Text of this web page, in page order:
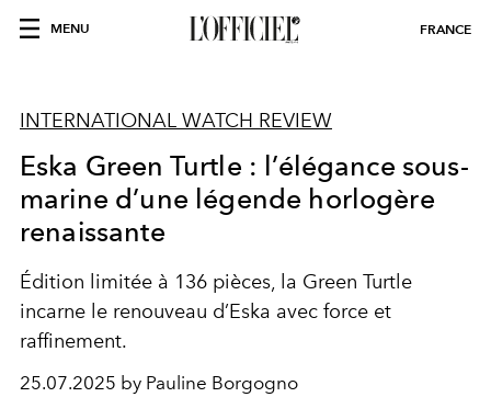
MENU FRANCE
INTERNATIONAL WATCH REVIEW
Eska Green Turtle : l’élégance sous-
marine d’une légende horlogère
renaissante
Édition limitée à 136 pièces, la Green Turtle
incarne le renouveau d’Eska avec force et
raffinement.
25.07.2025 by Pauline Borgogno